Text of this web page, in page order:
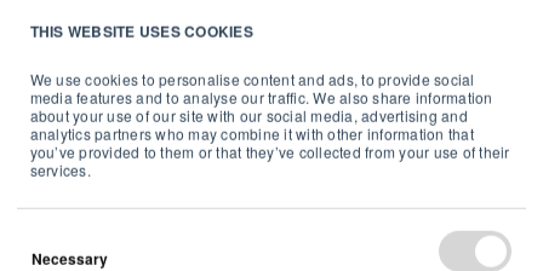
THIS WEBSITE USES COOKIES
We use cookies to personalise content and ads, to provide social
media features and to analyse our traffic. We also share information
about your use of our site with our social media, advertising and
analytics partners who may combine it with other information that
you’ve provided to them or that they’ve collected from your use of their
services.
Necessary
med ventilasjon. Hvis du har et stort problem, kan det
være nødvendig med bygningsarbeid for å tette
sprekker, eller du kan vurdere å installere en
radonbrønn.